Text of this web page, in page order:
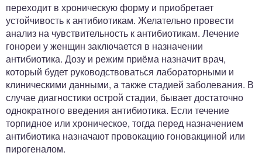
переходит в хроническую форму и приобретает
устойчивость к антибиотикам. Желательно провести
анализ на чувствительность к антибиотикам. Лечение
гонореи у женщин заключается в назначении
антибиотика. Дозу и режим приёма назначит врач,
который будет руководствоваться лабораторными и
клиническими данными, а также стадией заболевания. В
случае диагностики острой стадии, бывает достаточно
однократного введения антибиотика. Если течение
торпидное или хроническое, тогда перед назначением
антибиотика назначают провокацию гоновакциной или
пирогеналом.